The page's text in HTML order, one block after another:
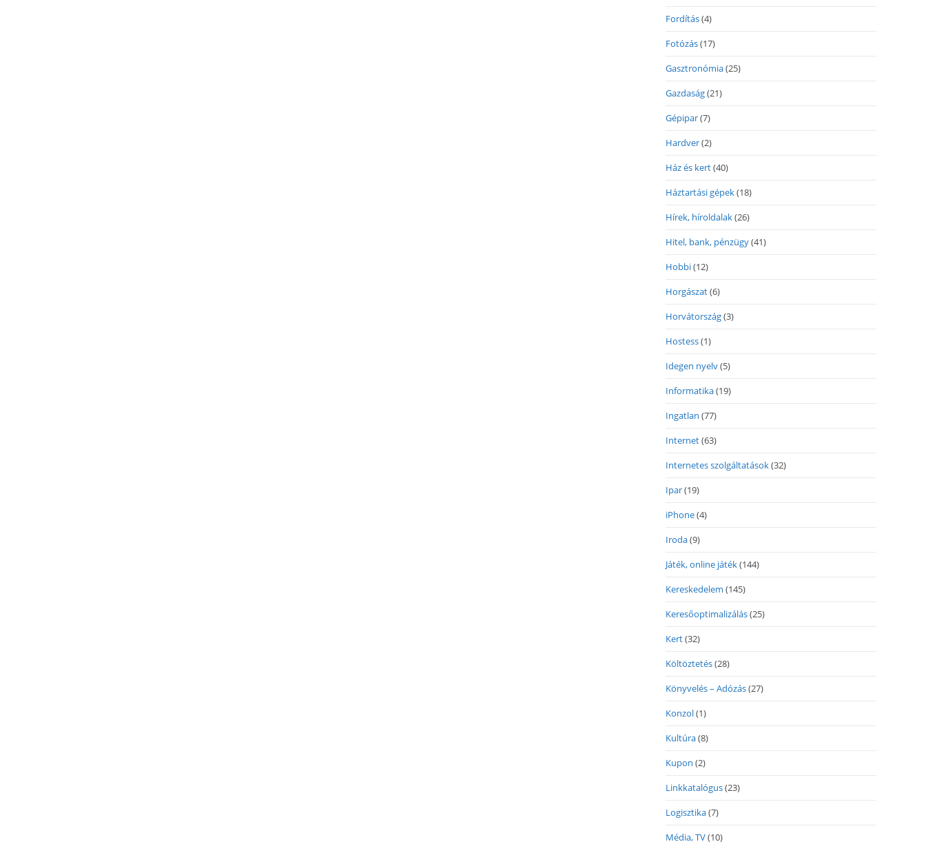
Fordítás(4)
Fotózás(17)
Gasztronómia(25)
Gazdaság(21)
Gépipar(7)
Hardver(2)
Ház és kert(40)
Háztartási gépek(18)
Hírek, híroldalak(26)
Hitel, bank, pénzügy(41)
Hobbi(12)
Horgászat(6)
Horvátország(3)
Hostess(1)
Idegen nyelv(5)
Informatika(19)
Ingatlan (77)
Internet(63)
Internetes szolgáltatások(32)
Ipar(19)
iPhone(4)
Iroda(9)
Játék, online játék(144)
Kereskedelem (145)
Keresőoptimalizálás(25)
Kert(32)
Költöztetés(28)
Könyvelés – Adózás(27)
Konzol(1)
Kultúra(8)
Kupon (2)
Linkkatalógus(23)
Logisztika(7)
Média, TV(10)